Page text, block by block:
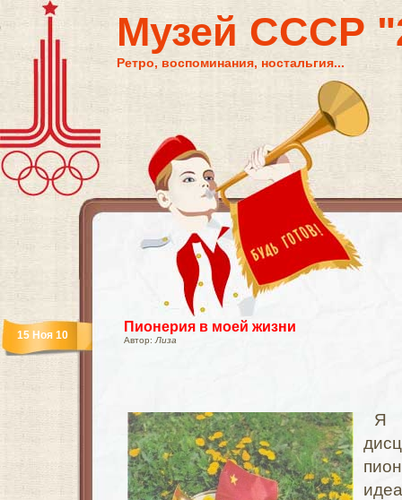
Музей СССР
Ретро, воспоминания, ностальгия...
Пионерия в моей жизни
Автор: Лиза
15 Ноя 10
Я